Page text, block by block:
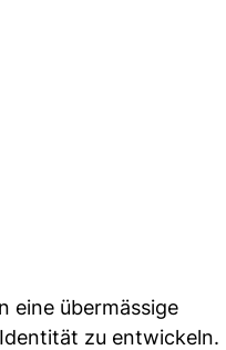
eine übermässige
zu entwickeln.